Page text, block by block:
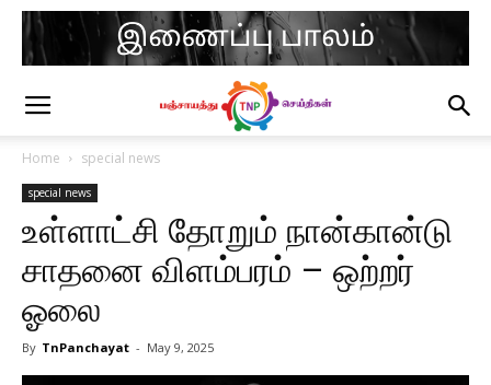
Home special news
special news
உள்ளாட்சி தோறும் நான்கான்டு
சாதனை விளம்பரம் – ஒற்றர்
ஓலை
By TnPanchayat - May 9, 2025